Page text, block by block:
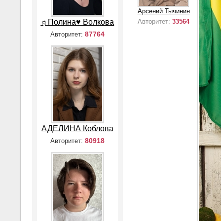
Арсений Тычинин
Авторитет: 33564
☼Полина♥ Волкова
Авторитет: 87764
АДЕЛИНА Коблова
Авторитет: 80918